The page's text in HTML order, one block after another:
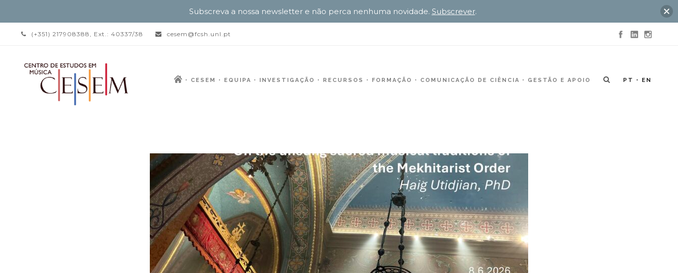
(+351) 217908388, Ext.: 40337/38 cesem@fcsh.unl.pt
CESEM EQUIPA INVESTIGAÇÃO RECURSOS FORMAÇÃO COMUNICAÇÃO DE CIÊNCIA GESTÃO E APOIO PT EN
Subscreva a nossa newsletter e não perca nenhuma novidade. Subscrever.